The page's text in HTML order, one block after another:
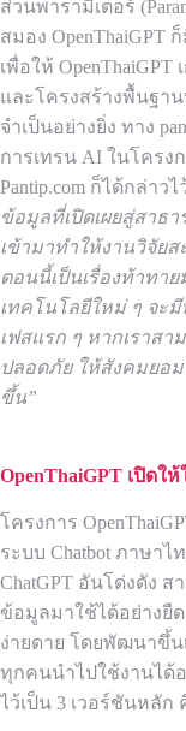
ส่วนพารามิเตอร์
สมอง OpenThaiGPT
เพื่อให้
และโครงสร้างพื้นฐา
จำเป็นอย่างยิ่ง ทาง
การเทรน AI ในโคร
Pantip.com ก็ได้กล่าวไ
ข้อมูลที่เปิดเผยสู่สาธ
เข้ามาทำให้งานวิจัยส
ตอนนี้เป็นเรื่องท้าทา
เทคโนโลยีใหม่ ๆ จะ
เฟสแรก ๆ หากเราส
ปลอดภัย ให้สังคมยอม
ขึ้น”
OpenThaiGPT เปิดใ
โครงการ
ระบบ Chatbot ภาษา
ChatGPT อันโด่งดัง
ข้อมูลมาใช้ได้อย่างยื
ง่ายดาย โดยพัฒนาขึ้
ทุกคนนำไปใช้งานได้อ
ไว้เป็น 3 เวอร์ชันหลัก